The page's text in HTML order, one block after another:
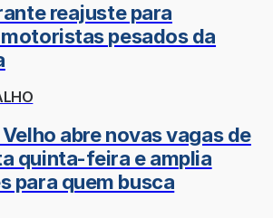
reajuste para
pesados da
abre novas vagas de
quinta-feira e amplia
para quem busca